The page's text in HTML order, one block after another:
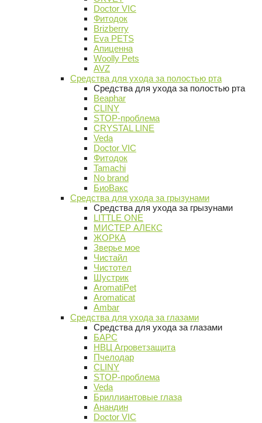
Doctor VIC
Фитодок
Brizberry
Eva PETS
Апиценна
Woolly Pets
AVZ
Средства для ухода за полостью рта
Средства для ухода за полостью рта
Beaphar
CLINY
STOP-проблема
CRYSTAL LINE
Veda
Doctor VIC
Фитодок
Tamachi
No brand
БиоВакс
Средства для ухода за грызунами
Средства для ухода за грызунами
LITTLE ONE
МИСТЕР АЛЕКС
ЖОРКА
Зверье мое
Чистайл
Чистотел
Шустрик
AromatiPet
Aromaticat
Ambar
Средства для ухода за глазами
Средства для ухода за глазами
БАРС
НВЦ Агроветзащита
Пчелодар
CLINY
STOP-проблема
Veda
Бриллиантовые глаза
Анандин
Doctor VIC